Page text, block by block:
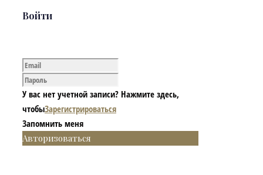
Войти
У вас нет учетной записи? Нажмите здесь,
чтобыЗарегистрироваться
Запомнить меня
Авторизоваться